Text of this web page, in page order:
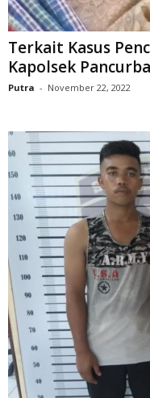
Terkait Kasus
Kapolsek
Putra - November 22, 2022